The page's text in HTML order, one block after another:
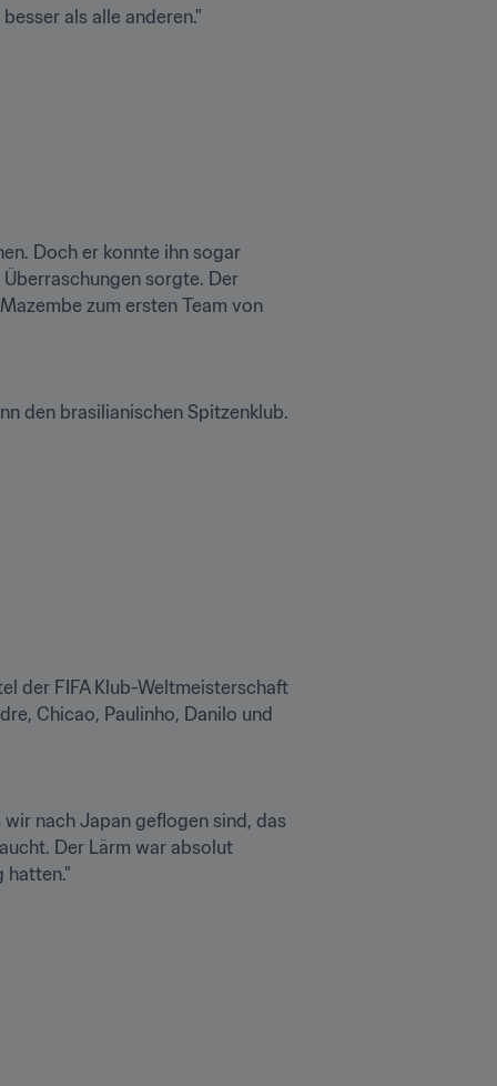
Doch er konnte ihn sogar
sorgte. Der
zum ersten Team von
den brasilianischen Spitzenklub.
der FIFA Klub-Weltmeisterschaft
Chicao, Paulinho, Danilo und
nach Japan geflogen sind, das
Der Lärm war absolut